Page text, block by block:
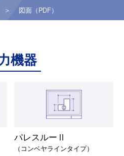
＞ 図面（PDF）
機器
パレスルーⅡ
（コンベヤラインタイプ）